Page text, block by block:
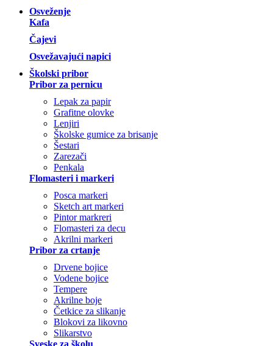
Osveženje
Kafa
Čajevi
Osvežavajući napici
Školski pribor
Pribor za pernicu
Lepak za papir
Grafitne olovke
Lenjiri
Školske gumice za brisanje
Šestari
Zarezači
Penkala
Flomasteri i markeri
Posca markeri
Sketch art markeri
Pintor markreri
Flomasteri za decu
Akrilni markeri
Pribor za crtanje
Drvene bojice
Vodene bojice
Tempere
Akrilne boje
Četkice za slikanje
Blokovi za likovno
Slikarstvo
Sveske za školu